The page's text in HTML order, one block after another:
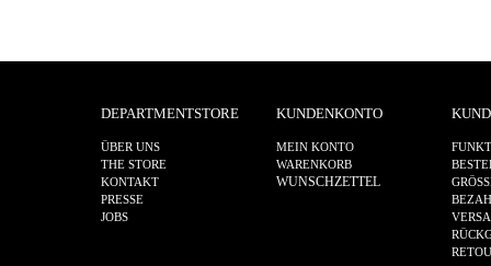
DEPARTMENTSTORE
ÜBER UNS
THE STORE
KONTAKT
PRESSE
JOBS
KUNDENKONTO
MEIN KONTO
WARENKORB
WUNSCHZETTEL